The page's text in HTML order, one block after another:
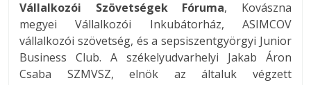
Vállalkozói Szövetségek Fóruma, Kovászna
megyei Vállalkozói Inkubátorház, ASIMCOV
vállalkozói szövetség, és a sepsiszentgyörgyi Junior
Business Club. A székelyudvarhelyi Jakab Áron
Csaba SZMVSZ, elnök az általuk végzett